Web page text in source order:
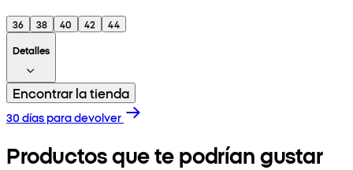
36 38 40 42
44
Detalles
Encontrar la tienda
30 días para devolver
Productos que te podrían gustar